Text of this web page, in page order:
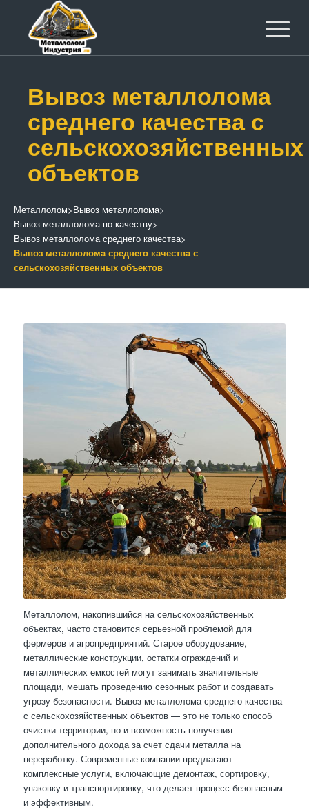
Вывоз металлолома
среднего качества с
сельскохозяйственных
объектов
Металлолом>Вывоз металлолома>
Вывоз металлолома по качеству>
Вывоз металлолома среднего качества>
Вывоз металлолома среднего качества с
сельскохозяйственных объектов
Металлолом, накопившийся на сельскохозяйственных
объектах, часто становится серьезной проблемой для
фермеров и агропредприятий. Старое оборудование,
металлические конструкции, остатки ограждений и
металлических емкостей могут занимать значительные
площади, мешать проведению сезонных работ и создавать
угрозу безопасности. Вывоз металлолома среднего качества
с сельскохозяйственных объектов — это не только способ
очистки территории, но и возможность получения
дополнительного дохода за счет сдачи металла на
переработку. Современные компании предлагают
комплексные услуги, включающие демонтаж, сортировку,
упаковку и транспортировку, что делает процесс безопасным
и эффективным.